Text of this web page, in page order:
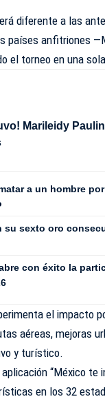
diferente a las
países anfitriones
el torneo en una
Marileidy
a un hombre
su sexto oro
con éxito la
el impacto
aéreas, mejoras
y turístico.
“México te
en los 32